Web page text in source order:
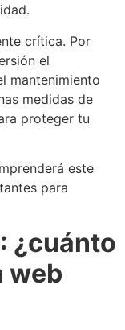
crítica. Por
el
mantenimiento
medidas de
proteger tu
este
para
¿cuánto
web